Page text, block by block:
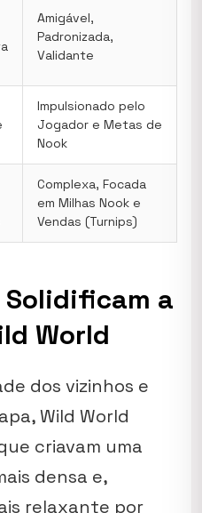
Amigável,
Padronizada,
Validante
Impulsionado pelo
Jogador e Metas de
Nook
Complexa, Focada
em Milhas Nook e
Vendas (Turnips)
Solidificam a
World
dos vizinhos e
Wild World
criavam uma
densa e,
relaxante por